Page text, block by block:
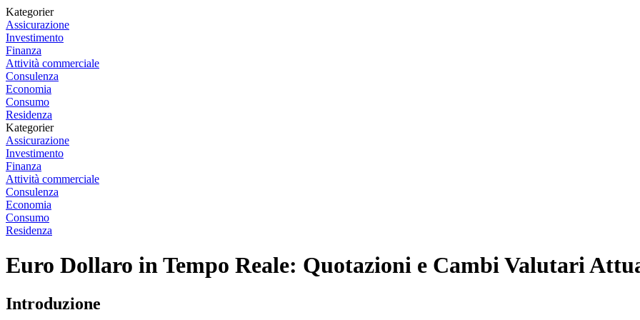
Kategorier
Assicurazione
Investimento
Finanza
Attività commerciale
Consulenza
Economia
Consumo
Residenza
Kategorier
Assicurazione
Investimento
Finanza
Attività commerciale
Consulenza
Economia
Consumo
Residenza
Euro Dollaro in Tempo Reale: Quotazioni e Cambi Valutari
Introduzione